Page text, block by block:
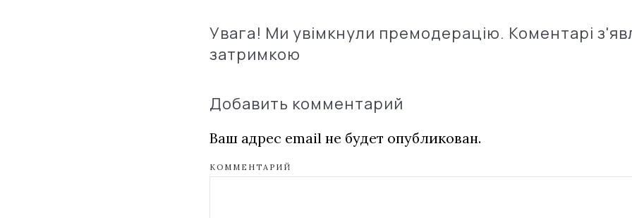
Увага! Ми увімкнули премодерацію. Коментарі
затримкою
Добавить комментарий
Ваш адрес email не будет опубликован.
КОММЕНТАРИЙ